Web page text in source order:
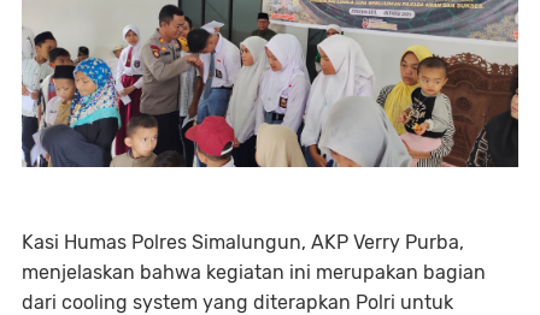
Kasi Humas Polres Simalungun, AKP Verry Purba,
menjelaskan bahwa kegiatan ini merupakan bagian
dari cooling system yang diterapkan Polri untuk